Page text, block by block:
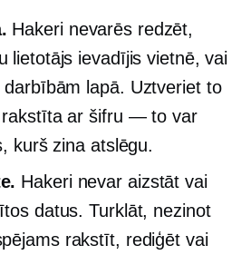
Hakeri nevarēs redzēt,
lietotājs ievadījis vietnē, vai
darbībām lapā. Uztveriet to
rakstīta ar šifru — to var
kurš zina atslēgu.
Hakeri nevar aizstāt vai
datus. Turklāt, nezinot
rakstīt, rediģēt vai